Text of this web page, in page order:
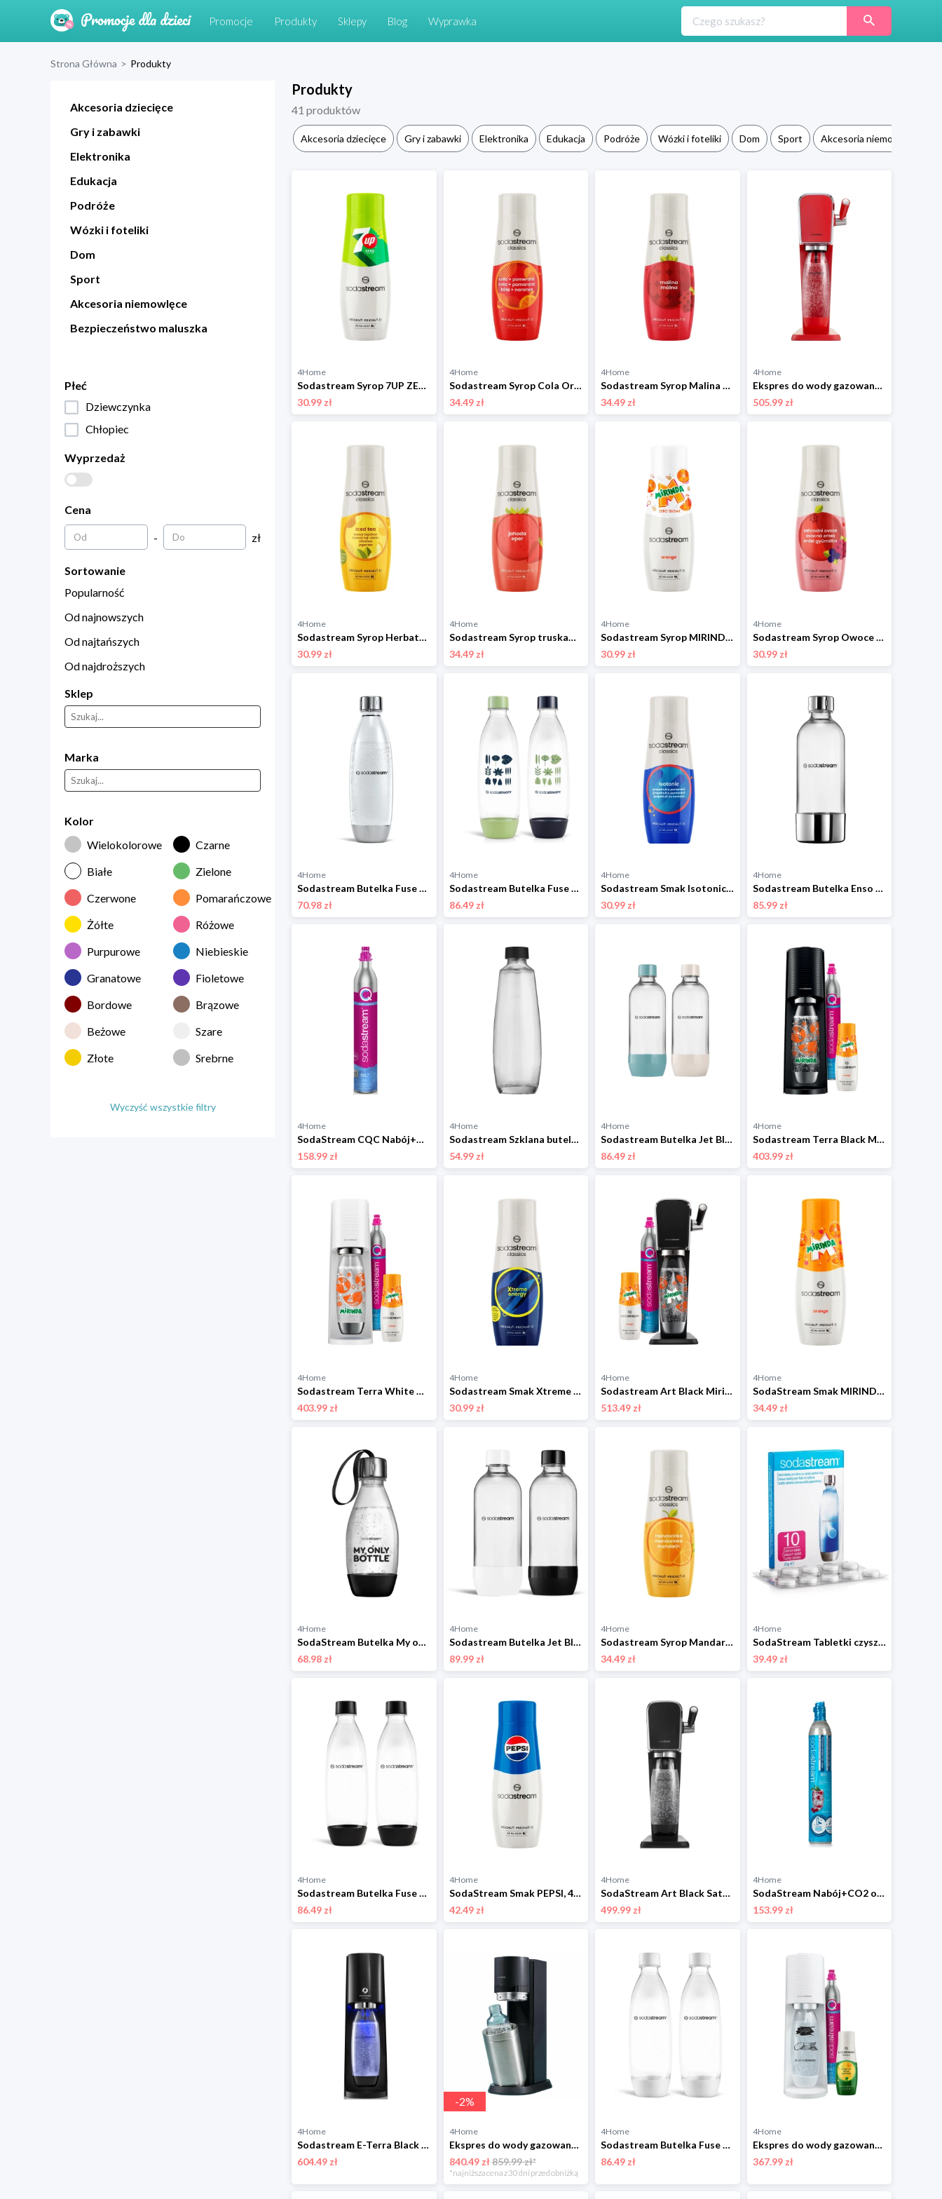
Promocje Produkty Sklepy Blog Wyprawka
Strona Główna > Produkty
Akcesoria dziecięce
Gry i zabawki
Elektronika
Edukacja
Podróże
Wózki i foteliki
Dom
Sport
Akcesoria niemowlęce
Bezpieczeństwo maluszka
Płeć
Dziewczynka
Chłopiec
Wyprzedaż
Cena
- zł
Sortowanie
Popularność
Od najnowszych
Od najtańszych
Od najdroższych
Sklep
Marka
Kolor
Wielokolorowe
Czarne
Białe
Zielone
Czerwone
Pomarańczowe
Żółte
Różowe
Purpurowe
Niebieskie
Granatowe
Fioletowe
Bordowe
Brązowe
Beżowe
Szare
Złote
Srebrne
Wyczyść wszystkie filtry
Produkty
41 produktów
Akcesoria dziecięce Gry i zabawki Elektronika Edukacja Podróże Wózki i foteliki Dom Sport Akcesoria niemowlęce
4Home
Sodastream Syrop 7UP ZERO 440 ml
30.99 zł
4Home
Sodastream Syrop Cola Orange 440 ml
34.49 zł
4Home
Sodastream Syrop Malina 440 ml
34.49 zł
4Home
Ekspres do wody gazowanej Sodastream Art MandarinRed
505.99 zł
4Home
Sodastream Syrop Herbata mrożona cytryna 440ml
30.99 zł
4Home
Sodastream Syrop truskawkowy 440 ml
34.49 zł
4Home
Sodastream Syrop MIRINDA ZERO 440 ml
30.99 zł
4Home
Sodastream Syrop Owoce ogrodowe 440 ml
30.99 zł
4Home
Sodastream Butelka Fuse Metal 1 l, do zmywarki
70.98 zł
4Home
Sodastream Butelka Fuse Green/Blue 2x 1 l, do zmywarki
86.49 zł
4Home
Sodastream Smak Isotonic 440 ml
30.99 zł
4Home
Sodastream Butelka Enso Metal 1 l
85.99 zł
4Home
SodaStream CQC Nabój+CO2 zapasowy Sodastream
158.99 zł
4Home
Sodastream Szklana butelka Duo CQC 1 l
54.99 zł
4Home
Sodastream Butelka Jet Blue/Sand 2x 1 l, do zmywarki
86.49 zł
4Home
Sodastream Terra Black Mirinda MegaPack CQC
403.99 zł
4Home
Sodastream Terra White Mirinda MegaPack CQC
403.99 zł
4Home
Sodastream Smak Xtreme Energy 440 ml
30.99 zł
4Home
Sodastream Art Black Mirinda MegaPack CQC
513.49 zł
4Home
SodaStream Smak MIRINDA, 440 ml Sodastream
34.49 zł
4Home
SodaStream Butelka My only bottle 0,6 l, czarny Sodastream
68.98 zł
4Home
Sodastream Butelka Jet Black&White 2x 1 l, do zmywarki
89.99 zł
4Home
Sodastream Syrop Mandarynka 440 ml
34.49 zł
4Home
SodaStream Tabletki czyszczące do butelek plastikowych Sodastream
39.49 zł
4Home
Sodastream Butelka Fuse Black 2x 1 l, do zmywarki
86.49 zł
4Home
SodaStream Smak PEPSI, 440 ml Sodastream
42.49 zł
4Home
SodaStream Art Black Saturator wody gazowanej Sodastream
499.99 zł
4Home
SodaStream Nabój+CO2 oddzielny Sodastream
153.99 zł
4Home
Sodastream E-Terra Black Saturator do wody gazowanej
604.49 zł
-2%
4Home
Ekspres do wody gazowanej Sodastream E-Duo Black
840.49 zł859.99 zł*
*najniższa cena z 30 dni przed obniżką
4Home
Sodastream Butelka Fuse biały 2x 1 l, do zmywarki
86.49 zł
4Home
Ekspres do wody gazowanej Sodastream Terra WhiteGinger Ale Mpack
367.99 zł